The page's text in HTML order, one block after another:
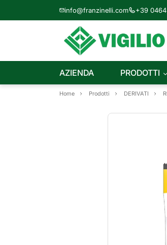
info@franzinelli.com +39 0464
AZIENDA PRODOTTI
Home Prodotti DERIVATI